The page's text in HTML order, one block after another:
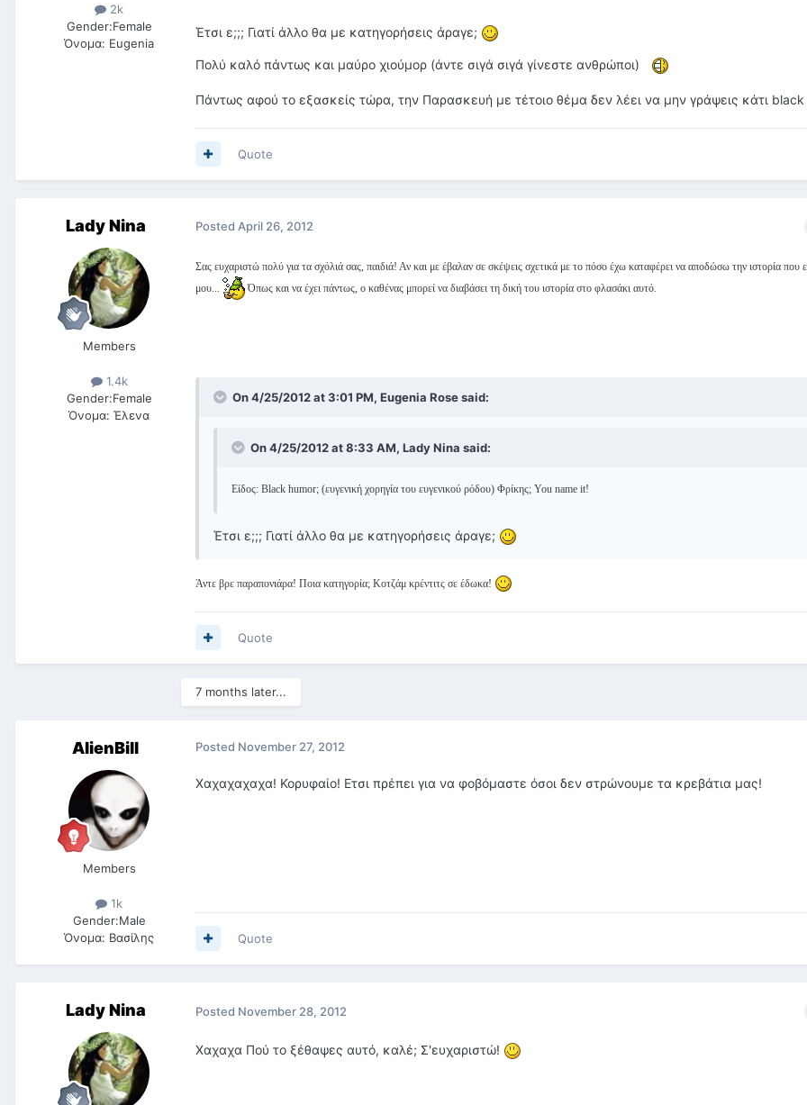
2k
Gender:Female
Όνομα: Eugenia
Έτσι ε;;; Γιατί άλλο θα με κατηγορήσεις άραγε;
Πολύ καλό πάντως και μαύρο χιούμορ (άντε σιγά σιγά γίνεστε ανθρώποι)
Πάντως αφού το εξασκείς τώρα, την Παρασκευή με τέτοιο θέμα δεν λέει να μην γράψεις κάτι black
Quote
Lady Nina
Members
1.4k
Gender:Female
Όνομα: Έλενα
Posted April 26, 2012
Σας ευχαριστώ πολύ για τα σχόλιά σας, παιδιά! Αν και με έβαλαν σε σκέψεις σχετικά με το πόσο έχω καταφέρει να αποδώσω την ιστορία που
μου...
Όπως και να έχει πάντως, ο καθένας μπορεί να διαβάσει τη δική του ιστορία στο φλασάκι αυτό.
On 4/25/2012 at 3:01 PM, Eugenia Rose said:
On 4/25/2012 at 8:33 AM, Lady Nina said:
Είδος: Black humor; (ευγενική χορηγία του ευγενικού ρόδου) Φρίκης; You name it!
Έτσι ε;;; Γιατί άλλο θα με κατηγορήσεις άραγε;
Άντε βρε παραπονιάρα! Ποια κατηγορία; Κοτζάμ κρέντιτς σε έδωκα!
Quote
7 months later...
AlienBill
Members
1k
Gender:Male
Όνομα: Βασίλης
Posted November 27, 2012
Χαχαχαχαχα! Κορυφαίο! Ετσι πρέπει για να φοβόμαστε όσοι δεν στρώνουμε τα κρεβάτια μας!
Quote
Lady Nina Posted November 28, 2012
Χαχαχα Πού το ξέθαψες αυτό, καλέ; Σ'ευχαριστώ!